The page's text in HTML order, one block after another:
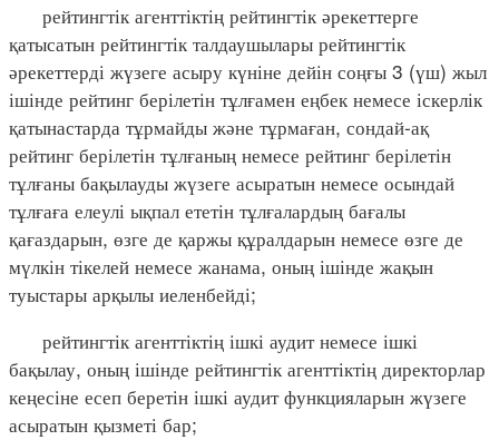
рейтингтік агенттіктің рейтингтік әрекеттерге
қатысатын рейтингтік талдаушылары рейтингтік
әрекеттерді жүзеге асыру күніне дейін соңғы 3 (үш) жыл
ішінде рейтинг берілетін тұлғамен еңбек немесе іскерлік
қатынастарда тұрмайды және тұрмаған, сондай-ақ
рейтинг берілетін тұлғаның немесе рейтинг берілетін
тұлғаны бақылауды жүзеге асыратын немесе осындай
тұлғаға елеулі ықпал ететін тұлғалардың бағалы
қағаздарын, өзге де қаржы құралдарын немесе өзге де
мүлкін тікелей немесе жанама, оның ішінде жақын
туыстары арқылы иеленбейді;
рейтингтік агенттіктің ішкі аудит немесе ішкі
бақылау, оның ішінде рейтингтік агенттіктің директорлар
кеңесіне есеп беретін ішкі аудит функцияларын жүзеге
асыратын қызметі бар;